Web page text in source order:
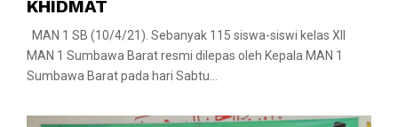
KHIDMAT
MAN 1 SB (10/4/21). Sebanyak 115 siswa-siswi kelas XII
MAN 1 Sumbawa Barat resmi dilepas oleh Kepala MAN 1
Sumbawa Barat pada hari Sabtu...